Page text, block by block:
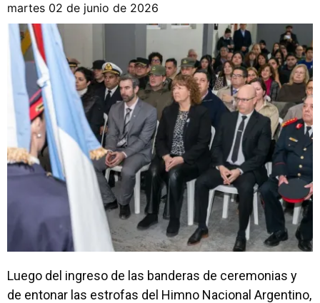
martes 02 de junio de 2026
Luego del ingreso de las banderas de ceremonias y
de entonar las estrofas del Himno Nacional Argentino,